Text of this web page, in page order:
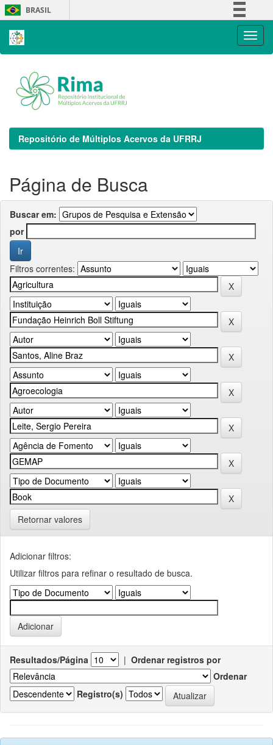
Skip
navigation
BRASIL
Repositório de Múltiplos Acervos da UFRRJ
Página de Busca
Buscar em:
por
Filtros correntes:
Retornar valores
Adicionar filtros:
Utilizar filtros para refinar o resultado de busca.
Resultados/Página | Ordenar registros por
Ordenar
Registro(s)